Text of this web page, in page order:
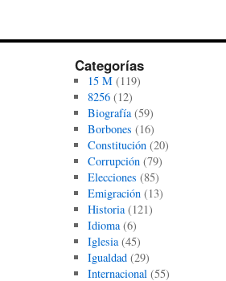
Categorías
15 M(119)
8256(12)
Biografía(59)
Borbones (16)
Constitución(20)
Corrupción(79)
Elecciones (85)
Emigración(13)
Historia(121)
Idioma(6)
Iglesia(45)
Igualdad(29)
Internacional(55)